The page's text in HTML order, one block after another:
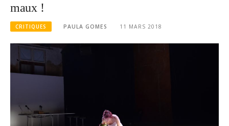
maux !
CRITIQUES PAULA GOMES 11 MARS 2018